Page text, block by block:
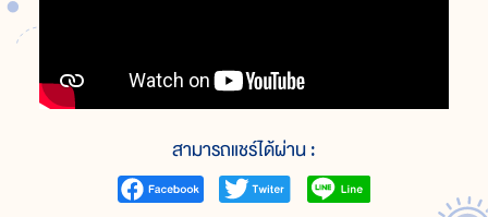
สามารถแชร์ได้ผ่าน :